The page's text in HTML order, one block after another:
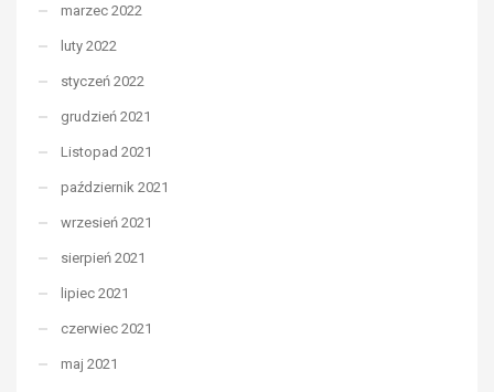
marzec 2022
luty 2022
styczeń 2022
grudzień 2021
Listopad 2021
październik 2021
wrzesień 2021
sierpień 2021
lipiec 2021
czerwiec 2021
maj 2021